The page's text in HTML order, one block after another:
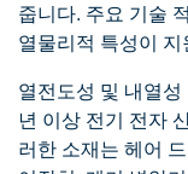
줍니다. 주요 기술
열물리적 특성이
열전도성 및 내열
년 이상 전기 전자
러한 소재는 헤어